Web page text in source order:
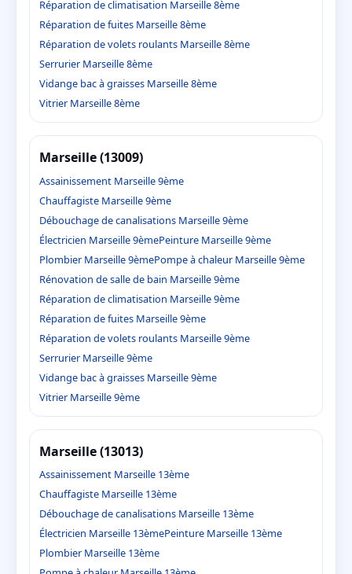
Réparation de climatisation Marseille 8ème
Réparation de fuites Marseille 8ème
Réparation de volets roulants Marseille 8ème
Serrurier Marseille 8ème
Vidange bac à graisses Marseille 8ème
Vitrier Marseille 8ème
Marseille (13009)
Assainissement Marseille 9ème
Chauffagiste Marseille 9ème
Débouchage de canalisations Marseille 9ème
Électricien Marseille 9èmePeinture Marseille 9ème
Plombier Marseille 9èmePompe à chaleur Marseille 9ème
Rénovation de salle de bain Marseille 9ème
Réparation de climatisation Marseille 9ème
Réparation de fuites Marseille 9ème
Réparation de volets roulants Marseille 9ème
Serrurier Marseille 9ème
Vidange bac à graisses Marseille 9ème
Vitrier Marseille 9ème
Marseille (13013)
Assainissement Marseille 13ème
Chauffagiste Marseille 13ème
Débouchage de canalisations Marseille 13ème
Électricien Marseille 13èmePeinture Marseille 13ème
Plombier Marseille 13ème